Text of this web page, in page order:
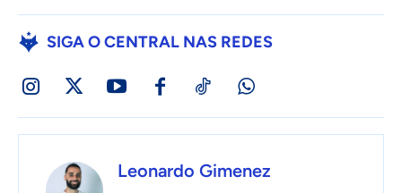
SIGA O CENTRAL NAS REDES
Leonardo Gimenez